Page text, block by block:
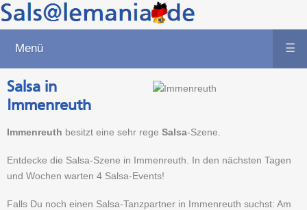
Menü ☰
Salsa in
Immenreuth
Immenreuth besitzt eine sehr rege Salsa-Szene.
Entdecke die Salsa-Szene in Immenreuth. In den nächsten Tagen
und Wochen warten 4 Salsa-Events!
Falls Du noch einen Salsa-Tanzpartner in Immenreuth suchst: Am